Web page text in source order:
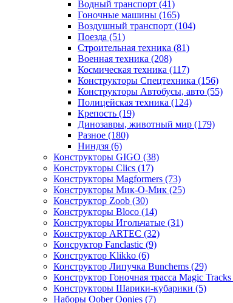
Водный транспорт (41)
Гоночные машины (165)
Воздушный транспорт (104)
Поезда (51)
Строительная техника (81)
Военная техника (208)
Космическая техника (117)
Конструкторы Спецтехника (156)
Конструкторы Автобусы, авто (55)
Полицейская техника (124)
Крепость (19)
Динозавры, животный мир (179)
Разное (180)
Ниндзя (6)
Конструкторы GIGO (38)
Конструкторы Clics (17)
Конструкторы Magformers (73)
Конструкторы Мик-О-Мик (25)
Конструктор Zoob (30)
Конструкторы Bloco (14)
Конструкторы Игольчатые (31)
Конструктор ARTEC (32)
Консруктор Fanclastic (9)
Конструктор Klikko (6)
Конструктор Липучка Bunchems (29)
Конструктор Гоночная трасса Magic Tracks
Конструкторы Шарики-кубарики (5)
Наборы Oober Oonies (7)